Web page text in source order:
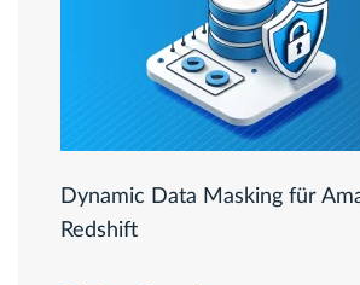
Dynamic Data Masking für
Redshift